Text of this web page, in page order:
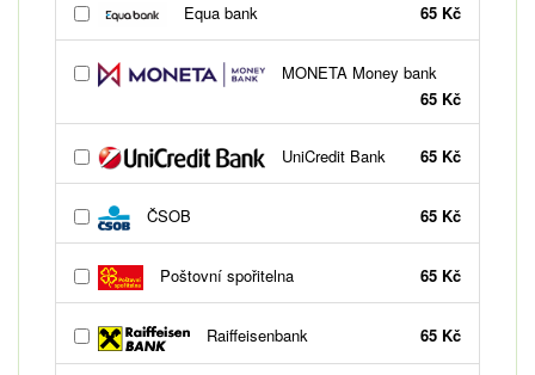
Equa bank 65 Kč
MONETA Money bank
65 Kč
UniCredit Bank 65 Kč
ČSOB 65 Kč
Poštovní spořitelna 65 Kč
Raiffeisenbank 65 Kč